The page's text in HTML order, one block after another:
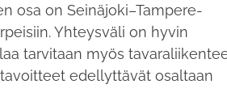
osa on Seinäjoki–Tampere-
Yhteysväli on hyvin
tarvitaan myös
edellyttävät osaltaan